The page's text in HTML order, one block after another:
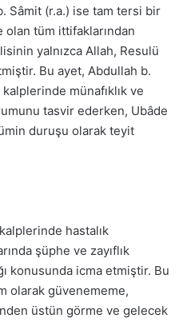
Sâmit (r.a.) ise tam tersi bir
tüm ittifaklarından
yalnızca Allah, Resulü
Bu ayet, Abdullah b.
münafıklık ve
tasvir ederken, Ubâde
duruşu olarak teyit
hastalık
şüphe ve zayıflık
konusunda icma etmiştir. Bu
olarak güvenememe,
üstün görme ve gelecek